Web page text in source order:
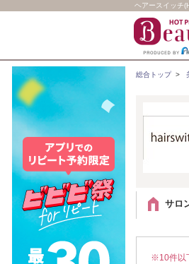
ヘアースイッチ
総合トップ>
サロ
※10件以